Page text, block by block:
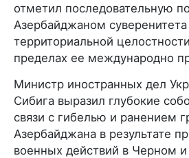
отметил последовательную
Азербайджаном суверенитета
территориальной
пределах ее международно
Министр иностранных дел
Сибига выразил глубокие
связи с гибелью и ранением
Азербайджана в результате
военных действий в Черном